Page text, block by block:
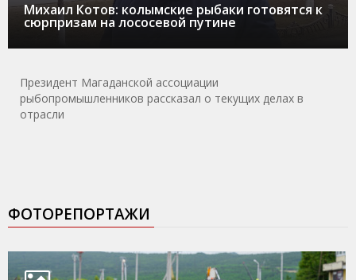
Михаил Котов: колымские рыбаки готовятся к
сюрпризам на лососевой путине
Президент Магаданской ассоциации
рыбопромышленников рассказал о текущих делах в
отрасли
ФОТОРЕПОРТАЖИ